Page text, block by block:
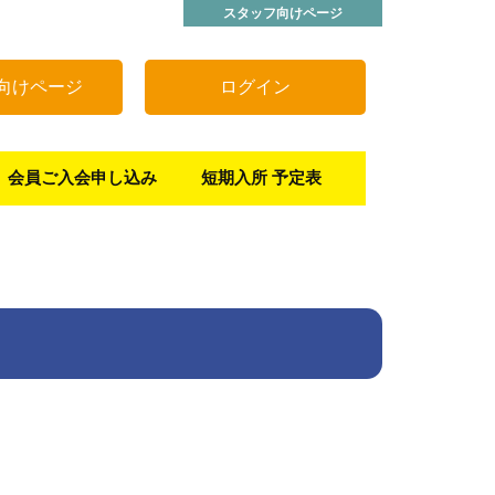
スタッフ向けページ
ログイン
けページ
会員ご入会申し込み 短期入所 予定表